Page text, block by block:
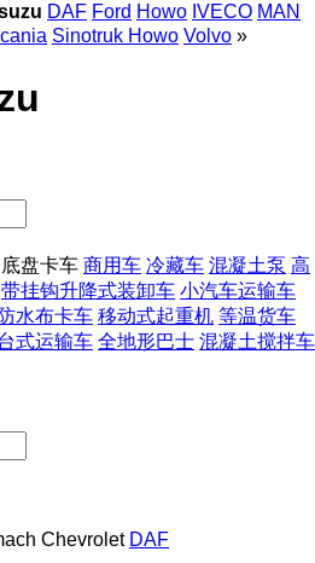
DAF Ford Howo IVECO MAN
Sinotruk Howo Volvo »
底盘卡车 商用车 冷藏车 混凝土泵 高
带挂钩升降式装卸车 小汽车运输车
水布卡车 移动式起重机 等温货车
式运输车 全地形巴士 混凝土搅拌车
Chevrolet DAF